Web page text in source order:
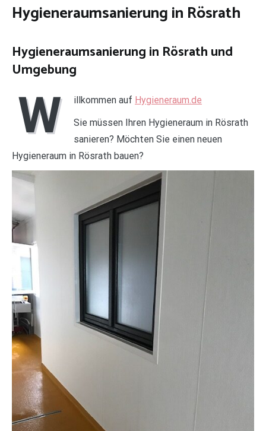
Hygieneraumsanierung in Rösrath
Hygieneraumsanierung in Rösrath und
Umgebung
W illkommen auf Hygieneraum.de
Sie müssen Ihren Hygieneraum in Rösrath
sanieren? Möchten Sie einen neuen
Hygieneraum in Rösrath bauen?